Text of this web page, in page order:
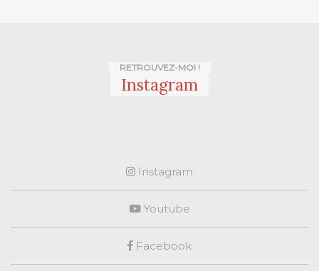
RETROUVEZ-MOI !
Instagram
Instagram
Youtube
Facebook